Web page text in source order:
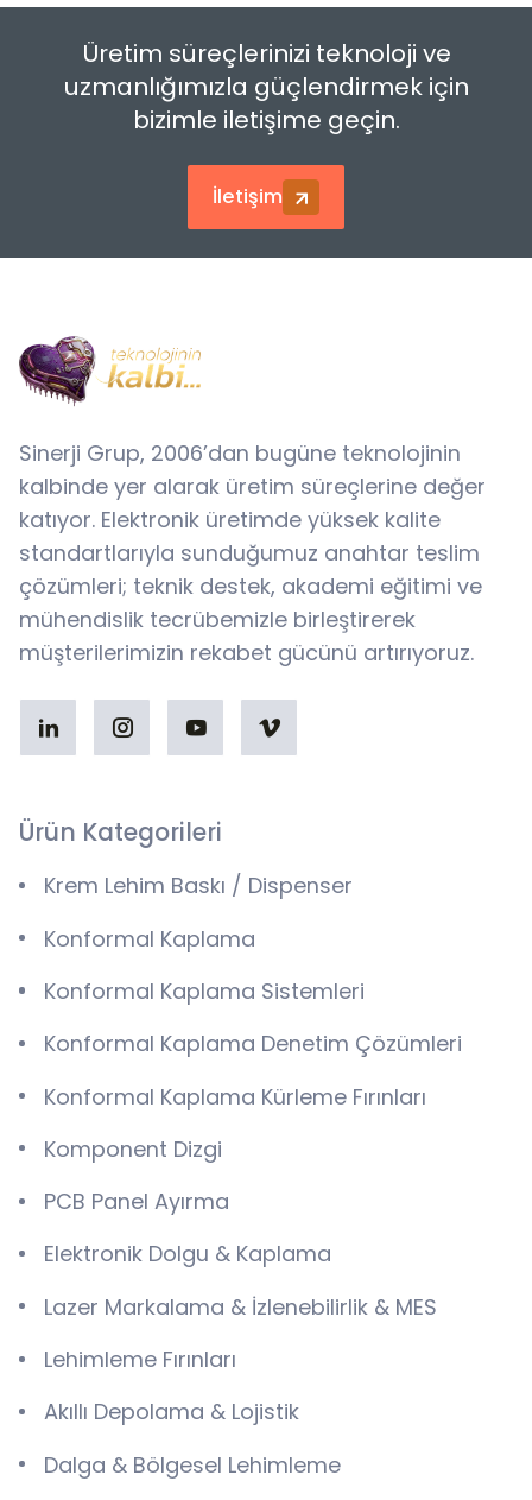
Üretim süreçlerinizi teknoloji ve
uzmanlığımızla güçlendirmek için
bizimle iletişime geçin.
İletişim
Sinerji Grup, 2006’dan bugüne teknolojinin
kalbinde yer alarak üretim süreçlerine değer
katıyor. Elektronik üretimde yüksek kalite
standartlarıyla sunduğumuz anahtar teslim
çözümleri; teknik destek, akademi eğitimi ve
mühendislik tecrübemizle birleştirerek
müşterilerimizin rekabet gücünü artırıyoruz.
Ürün Kategorileri
Krem Lehim Baskı / Dispenser
Konformal Kaplama
Konformal Kaplama Sistemleri
Konformal Kaplama Denetim Çözümleri
Konformal Kaplama Kürleme Fırınları
Komponent Dizgi
PCB Panel Ayırma
Elektronik Dolgu & Kaplama
Lazer Markalama & İzlenebilirlik & MES
Lehimleme Fırınları
Akıllı Depolama & Lojistik
Dalga & Bölgesel Lehimleme